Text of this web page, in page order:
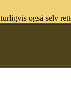
også selv